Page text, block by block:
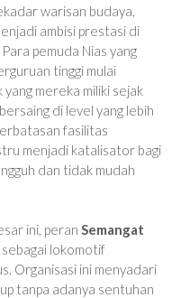
warisan budaya,
ambisi prestasi di
pemuda Nias yang
tinggi mulai
mereka miliki sejak
di level yang lebih
fasilitas
menjadi katalisator bagi
dan tidak mudah
ini, peran Semangat
lokomotif
Organisasi ini menyadari
tanpa adanya sentuhan